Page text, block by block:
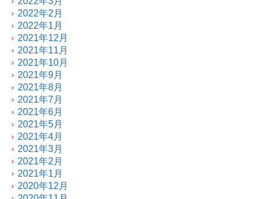
2022年2月
2022年1月
2021年12月
2021年11月
2021年10月
2021年9月
2021年8月
2021年7月
2021年6月
2021年5月
2021年4月
2021年3月
2021年2月
2021年1月
2020年12月